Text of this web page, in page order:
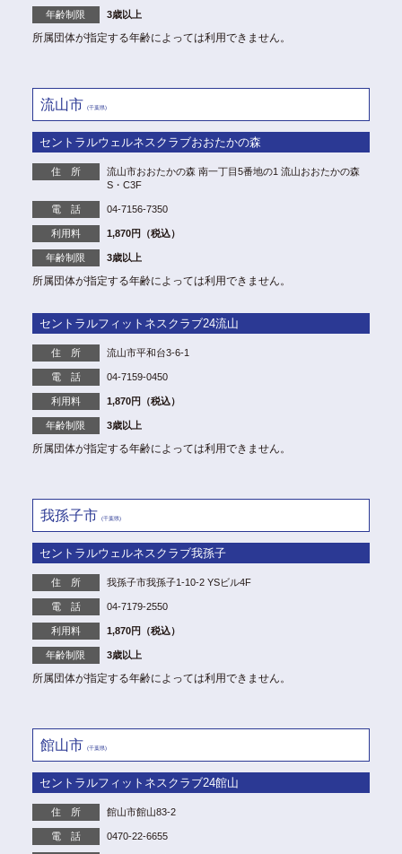
年齢制限 3歳以上
所属団体が指定する年齢によっては利用できません。
流山市 (千葉県)
セントラルウェルネスクラブおおたかの森
住 所
流山市おおたかの森 南一丁目5番地の1 流山おおたかの森
S・C3F
電 話 04-7156-7350
利用料 1,870円（税込）
年齢制限 3歳以上
所属団体が指定する年齢によっては利用できません。
セントラルフィットネスクラブ24流山
住 所 流山市平和台3-6-1
電 話 04-7159-0450
利用料 1,870円（税込）
年齢制限 3歳以上
所属団体が指定する年齢によっては利用できません。
我孫子市 (千葉県)
セントラルウェルネスクラブ我孫子
住 所 我孫子市我孫子1-10-2 YSビル4F
電 話 04-7179-2550
利用料 1,870円（税込）
年齢制限 3歳以上
所属団体が指定する年齢によっては利用できません。
館山市 (千葉県)
セントラルフィットネスクラブ24館山
住 所 館山市館山83-2
電 話 0470-22-6655